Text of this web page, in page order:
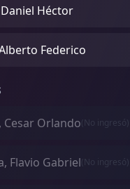
Héctor
Federico
Cesar Orlando(No ingresó)
Flavio Gabriel(No ingresó)